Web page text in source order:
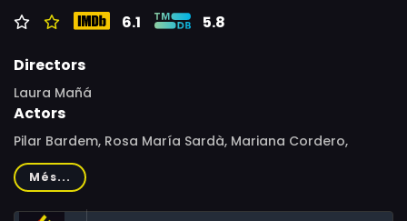
6.1 5.8
Directors
Laura Mañá
Actors
Pilar Bardem, Rosa María Sardà, Mariana Cordero,
Sonsoles Benedicto, Fernando Tielve, María Barranco,
Lluís Marco, Marc Martínez, David Menéndez
Més...